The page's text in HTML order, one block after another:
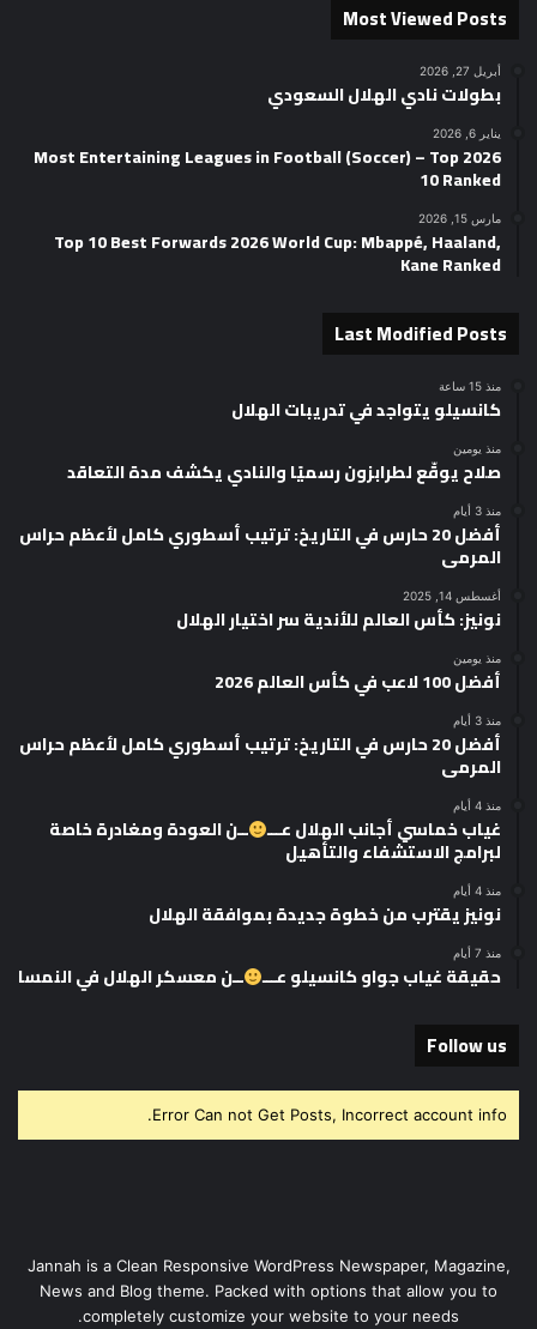
Most Viewed Posts
أبريل 27, 2026
بطولات نادي الهلال السعودي
يناير 6, 2026
2026 Most Entertaining Leagues in Football (Soccer) – Top
10 Ranked
مارس 15, 2026
Top 10 Best Forwards 2026 World Cup: Mbappé, Haaland,
Kane Ranked
Last Modified Posts
منذ 15 ساعة
كانسيلو يتواجد في تدريبات الهلال
منذ يومين
صلاح يوقّع لطرابزون رسميًا والنادي يكشف مدة التعاقد
منذ 3 أيام
أفضل 20 حارس في التاريخ: ترتيب أسطوري كامل لأعظم حراس
المرمى
أغسطس 14, 2025
نونيز: كأس العالم للأندية سر اختيار الهلال
منذ يومين
أفضل 100 لاعب في كأس العالم 2026
منذ 3 أيام
أفضل 20 حارس في التاريخ: ترتيب أسطوري كامل لأعظم حراس
المرمى
منذ 4 أيام
غياب خماسي أجانب الهلال عـــ ــن العودة ومغادرة خاصة
لبرامج الاستشفاء والتأهيل
منذ 4 أيام
نونيز يقترب من خطوة جديدة بموافقة الهلال
منذ 7 أيام
حقيقة غياب جواو كانسيلو عـــ ــن معسكر الهلال في النمسا
Follow us
Error Can not Get Posts, Incorrect account info.
Jannah is a Clean Responsive WordPress Newspaper, Magazine,
News and Blog theme. Packed with options that allow you to
completely customize your website to your needs.